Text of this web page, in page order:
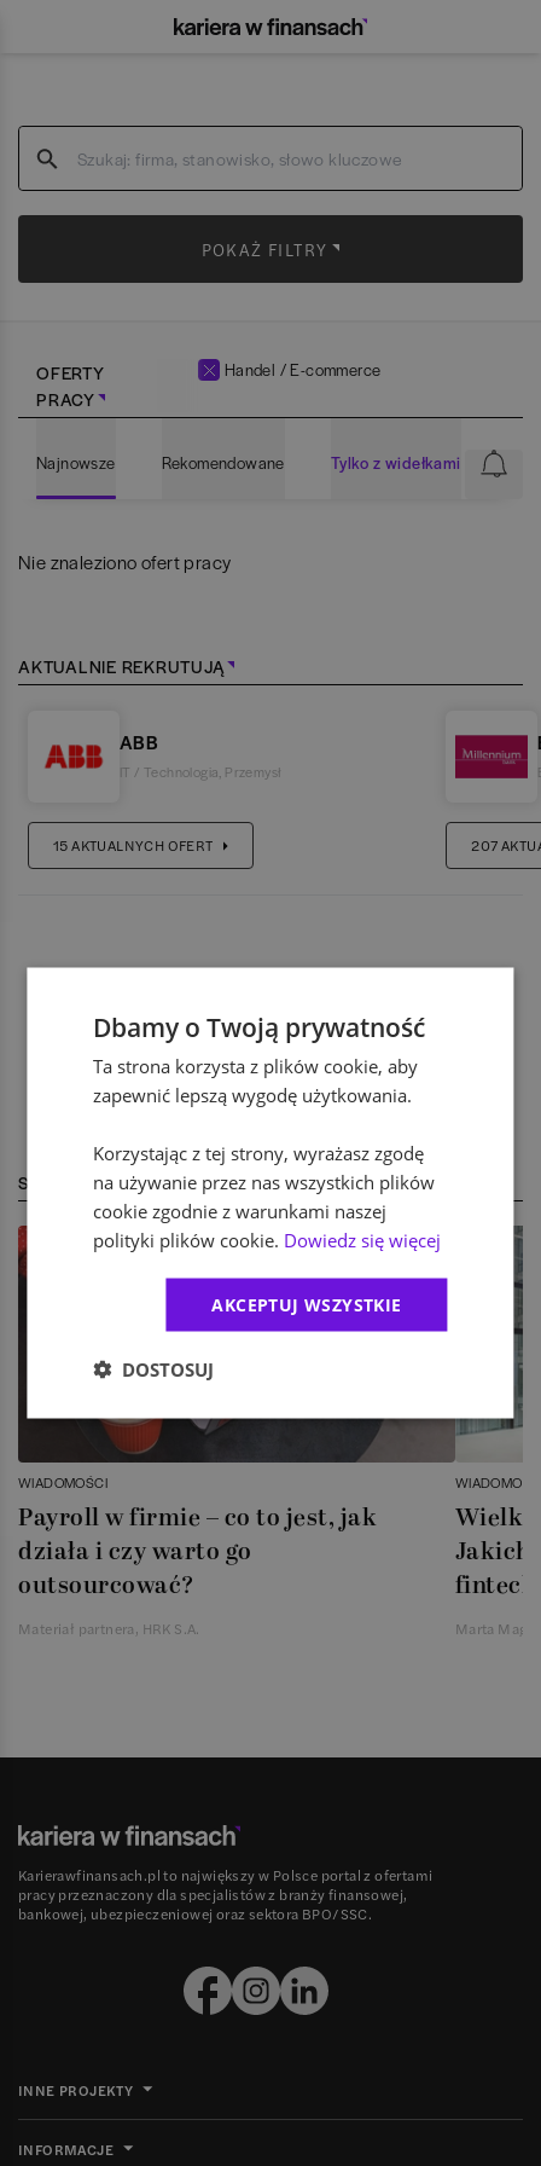
POKAŻ FILTRY
OFERTY
PRACY
Handel / E-commerce
Najnowsze Rekomendowane Tylko z widełkami
Nie znaleziono ofert pracy
AKTUALNIE REKRUTUJĄ
ABB
IT / Technologia Przemysł
15AKTUALNYCH OFERT 207
STREFA EKSPERTA
WIADOMOŚCI
Payroll w firmie – co to jest, jak
działa i czy warto go
outsourcować?
Materiał partnera, HRK S.A.
Jakich
Marta
Karierawfinansach.pl to największy w Polsce portal z ofertami
pracy przeznaczony dla specjalistów z branży finansowej,
bankowej, ubezpieczeniowej oraz sektora BPO/SSC.
INNE PROJEKTY
INFORMACJE
Dbamy o Twoją prywatność
Ta strona korzysta z plików cookie, aby
zapewnić lepszą wygodę użytkowania.
Korzystając z tej strony, wyrażasz zgodę
na używanie przez nas wszystkich plików
cookie zgodnie z warunkami naszej
polityki plików cookie. Dowiedz się więcej
AKCEPTUJ WSZYSTKIE
DOSTOSUJ